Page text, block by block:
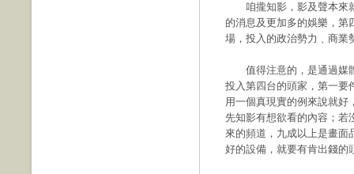
咱攏知影，影及聲本來就
的消息及更加多的娛樂，第
場，投入的政治勢力﹑商業
值得注意的，是通過媒體
投入第四台的頭家，第一要
用一個真現實的例來說就好
先知影有想欲看的內容；若
來的頻道，九成以上是畫面
好的設備，就要有肯出錢的